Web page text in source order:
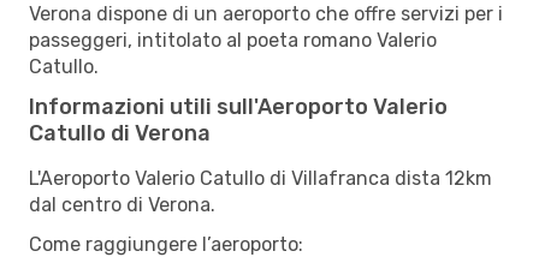
Verona dispone di un aeroporto che offre servizi per i
passeggeri, intitolato al poeta romano Valerio
Catullo.
Informazioni utili sull'Aeroporto Valerio
Catullo di Verona
L'Aeroporto Valerio Catullo di Villafranca dista 12km
dal centro di Verona.
Come raggiungere l’aeroporto: